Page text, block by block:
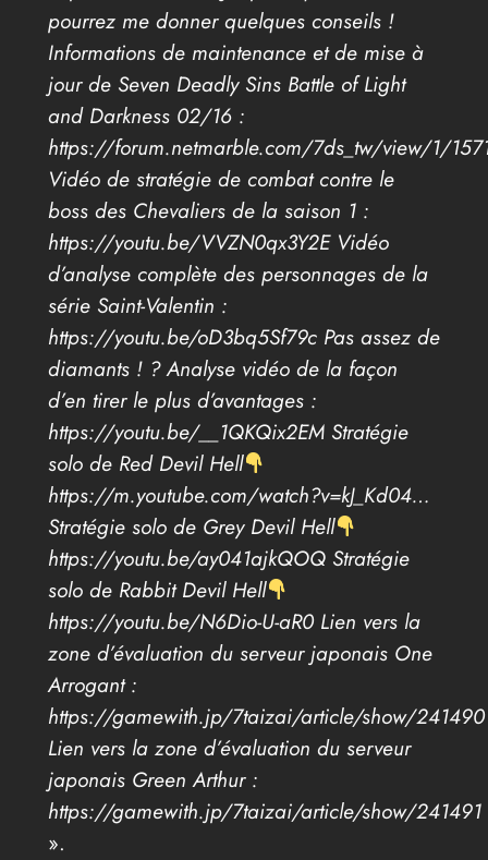
pourrez me donner quelques conseils !
Informations de maintenance et de mise à
jour de Seven Deadly Sins Battle of Light
and Darkness 02/16 :
https://forum.netmarble.com/7ds_tw/view/1/
Vidéo de stratégie de combat contre le
boss des Chevaliers de la saison 1 :
https://youtu.be/VVZN0qx3Y2E Vidéo
d’analyse complète des personnages de la
série Saint-Valentin :
https://youtu.be/oD3bq5Sf79c Pas assez de
diamants ! ? Analyse vidéo de la façon
d’en tirer le plus d’avantages :
https://youtu.be/__1QKQix2EM Stratégie
solo de Red Devil Hell
https://m.youtube.com/watch?v=kJ_Kd04…
Stratégie solo de Grey Devil Hell
https://youtu.be/ay041ajkQOQ Stratégie
solo de Rabbit Devil Hell
https://youtu.be/N6Dio-U-aR0 Lien vers la
zone d’évaluation du serveur japonais One
Arrogant :
https://gamewith.jp/7taizai/article/show/241490
Lien vers la zone d’évaluation du serveur
japonais Green Arthur :
https://gamewith.jp/7taizai/article/show/241491
».